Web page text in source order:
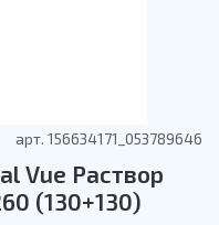
арт. 156634171_053789646
Vue Раствор
(130+130)